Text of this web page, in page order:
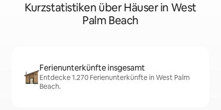
Kurzstatistiken über Häuser in West
Palm Beach
Ferienunterkünfte insgesamt
Entdecke 1.270 Ferienunterkünfte in West Palm
Beach.